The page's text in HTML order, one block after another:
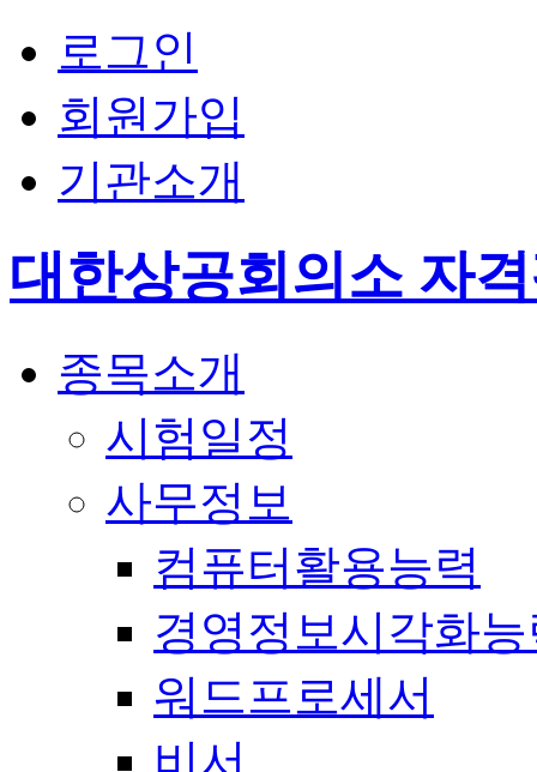
로그인
회원가입
기관소개
대한상공회의소 자
종목소개
시험일정
사무정보
컴퓨터활용능력
경영정보시각화
워드프로세서
비서